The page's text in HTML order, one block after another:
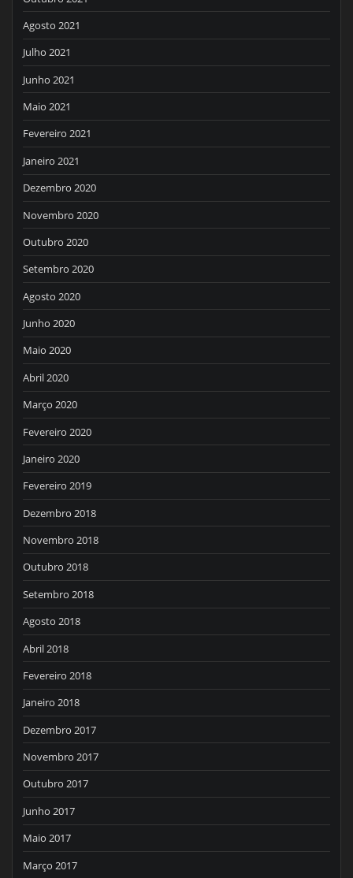
Agosto 2021
Julho 2021
Junho 2021
Maio 2021
Fevereiro 2021
Janeiro 2021
Dezembro 2020
Novembro 2020
Outubro 2020
Setembro 2020
Agosto 2020
Junho 2020
Maio 2020
Abril 2020
Março 2020
Fevereiro 2020
Janeiro 2020
Fevereiro 2019
Dezembro 2018
Novembro 2018
Outubro 2018
Setembro 2018
Agosto 2018
Abril 2018
Fevereiro 2018
Janeiro 2018
Dezembro 2017
Novembro 2017
Outubro 2017
Junho 2017
Maio 2017
Março 2017